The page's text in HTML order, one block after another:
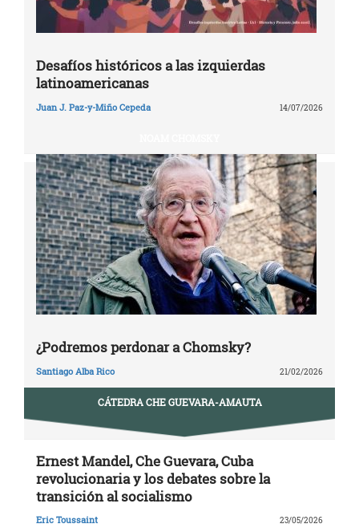
Desafíos históricos a las izquierdas
latinoamericanas
Juan J. Paz-y-Miño Cepeda 14/07/2026
¿Podremos perdonar a Chomsky?
Santiago Alba Rico 21/02/2026
CÁTEDRA CHE GUEVARA-AMAUTA
Ernest Mandel, Che Guevara, Cuba
revolucionaria y los debates sobre la
transición al socialismo
Eric Toussaint 23/05/2026